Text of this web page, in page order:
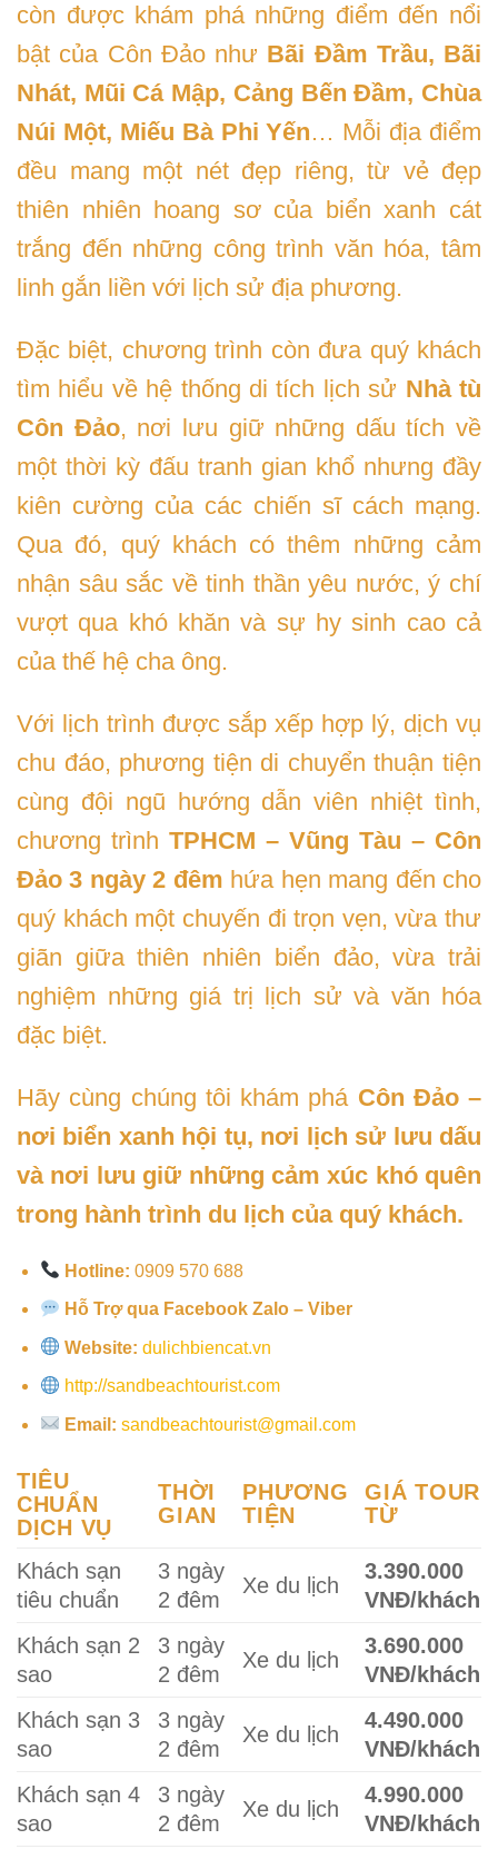
còn được khám phá những điểm đến nổi
bật của Côn Đảo như Bãi Đầm Trầu, Bãi
Nhát, Mũi Cá Mập, Cảng Bến Đầm, Chùa
Núi Một, Miếu Bà Phi Yến… Mỗi địa điểm
đều mang một nét đẹp riêng, từ vẻ đẹp
thiên nhiên hoang sơ của biển xanh cát
trắng đến những công trình văn hóa, tâm
linh gắn liền với lịch sử địa phương.
Đặc biệt, chương trình còn đưa quý khách
tìm hiểu về hệ thống di tích lịch sử Nhà tù
Côn Đảo, nơi lưu giữ những dấu tích về
một thời kỳ đấu tranh gian khổ nhưng đầy
kiên cường của các chiến sĩ cách mạng.
Qua đó, quý khách có thêm những cảm
nhận sâu sắc về tinh thần yêu nước, ý chí
vượt qua khó khăn và sự hy sinh cao cả
của thế hệ cha ông.
Với lịch trình được sắp xếp hợp lý, dịch vụ
chu đáo, phương tiện di chuyển thuận tiện
cùng đội ngũ hướng dẫn viên nhiệt tình,
chương trình TPHCM – Vũng Tàu – Côn
Đảo 3 ngày 2 đêm hứa hẹn mang đến cho
quý khách một chuyến đi trọn vẹn, vừa thư
giãn giữa thiên nhiên biển đảo, vừa trải
nghiệm những giá trị lịch sử và văn hóa
đặc biệt.
Hãy cùng chúng tôi khám phá Côn Đảo –
nơi biển xanh hội tụ, nơi lịch sử lưu dấu
và nơi lưu giữ những cảm xúc khó quên
trong hành trình du lịch của quý khách.
Hotline: 0909 570 688
Hỗ Trợ qua Facebook Zalo – Viber
Website: dulichbiencat.vn
http://sandbeachtourist.com
Email: sandbeachtourist@gmail.com
TIÊU
CHUẨN
DỊCH VỤ
THỜI
GIAN
PHƯƠNG
TIỆN
GIÁ TOUR
TỪ
Khách sạn
tiêu chuẩn
3 ngày
2 đêm
Xe du lịch
3.390.000
VNĐ/khách
Khách sạn 2
sao
3 ngày
2 đêm
Xe du lịch
3.690.000
VNĐ/khách
Khách sạn 3
sao
3 ngày
2 đêm
Xe du lịch
4.490.000
VNĐ/khách
Khách sạn 4
sao
3 ngày
2 đêm
Xe du lịch
4.990.000
VNĐ/khách